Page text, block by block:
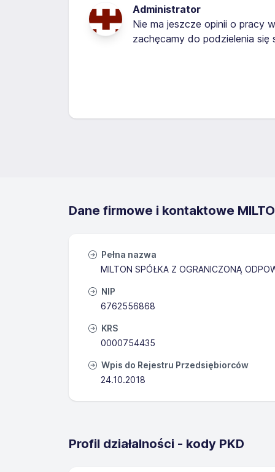
Administrator
Nie ma jeszcze opinii o pracy
zachęcamy do podzielenia
Dane firmowe i kontaktowe
Pełna nazwa
MILTON SPÓŁKA Z OGRANICZONĄ
NIP
6762556868
KRS
0000754435
Wpis do Rejestru Przedsiębiorców
24.10.2018
Profil działalności - kody PKD